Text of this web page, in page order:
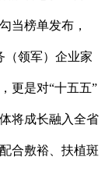
当榜单发布，
（领军）企业家
更是对“十五五”
将成长融入全省
合敷裕、扶植斑